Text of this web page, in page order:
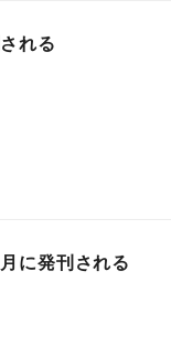
れる
に発刊される